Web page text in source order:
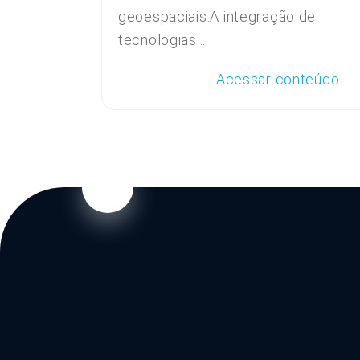
geoespaciais.A integração de
tecnologias...
Acessar conteúdo